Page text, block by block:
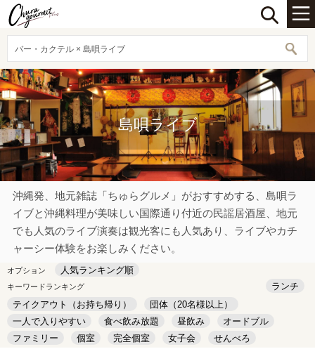
バー・カクテル × 島唄ライブ
島唄ライブ
沖縄発、地元雑誌「ちゅらグルメ」がおすすめする、島唄ラ
イブと沖縄料理が美味しい国際通り付近の民謡居酒屋、地元
でも人気のライブ演奏は観光客にも人気あり、ライブやカチ
ャーシー体験をお楽しみください。
オプション 人気ランキング順
キーワードランキング
ランチ
テイクアウト（お持ち帰り）
団体（20名様以上）
一人で入りやすい
食べ飲み放題 昼飲み
オードブル
ファミリー
個室 完全個室 女子会
せんべろ